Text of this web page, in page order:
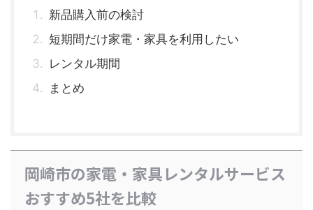
新品購入前の検討
短期間だけ家電・家具を利用したい
レンタル期間
まとめ
岡崎市の家電・家具レンタルサービス
おすすめ5社を比較